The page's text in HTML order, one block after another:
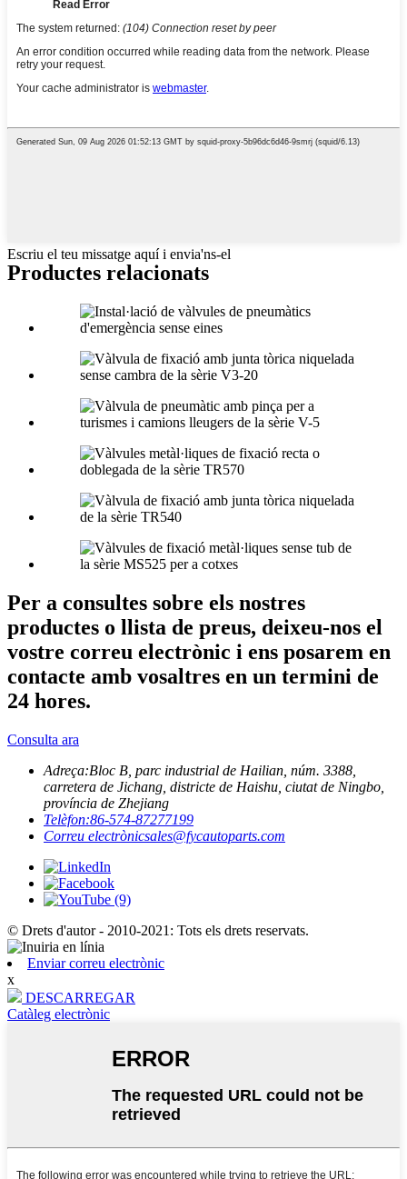
Escriu el teu missatge aquí i envia'ns-el
Productes relacionats
Per a consultes sobre els nostres
productes o llista de preus, deixeu-nos el
vostre correu electrònic i ens posarem en
contacte amb vosaltres en un termini de
24 hores.
Consulta ara
Adreça:Bloc B, parc industrial de Hailian, núm. 3388,
carretera de Jichang, districte de Haishu, ciutat de Ningbo,
província de Zhejiang
Telèfon:86-574-87277199
Correu electrònicsales@fycautoparts.com
© Drets d'autor - 2010-2021: Tots els drets reservats.
Enviar correu electrònic
x
DESCARREGAR
Catàleg electrònic